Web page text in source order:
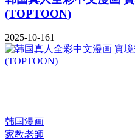
(TOPTOON)
2025-10-161
韩国漫画
家教老師